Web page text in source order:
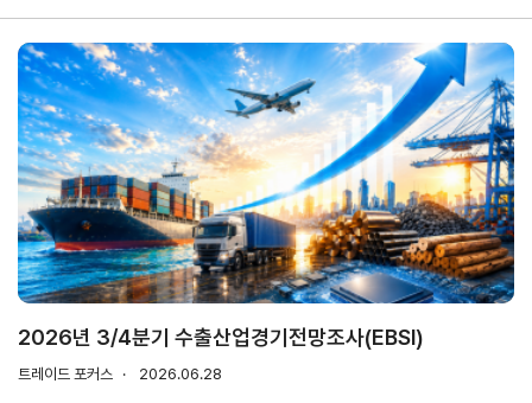
마이페이지
홈
KITA
.net
서비스
신청내역
자문/
상담
내역
KITA
멤버
십
무역
아카
데미
자사
정보
관리
회원
정보
관리
2026년 3/4분기 수출산업경기전망조사(EBSI)
트레이드 포커스 2026.06.28